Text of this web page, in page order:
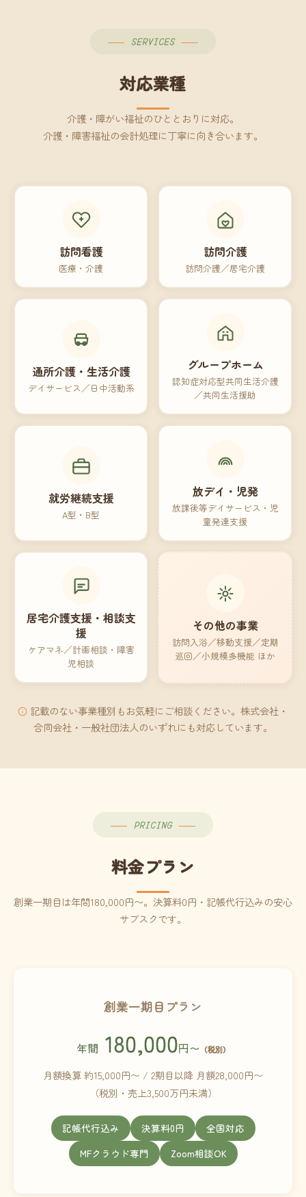
SERVICES
対応業種
介護・障がい福祉のひととおりに対応。
介護・障害福祉の会計処理に丁寧に向き合います。
訪問看護
医療・介護
訪問介護
訪問介護／居宅介護
通所介護・生活介護
デイサービス／日中活動系
グループホーム
認知症対応型共同生活介護
／共同生活援助
就労継続支援
A型・B型
放デイ・児発
放課後等デイサービス・児
童発達支援
居宅介護支援・相談支
援
ケアマネ／計画相談・障害
児相談
その他の事業
訪問入浴／移動支援／定期
巡回／小規模多機能 ほか
記載のない事業種別もお気軽にご相談ください。株式会社・
合同会社・一般社団法人のいずれにも対応しています。
PRICING
料金プラン
創業一期目は年間180,000円〜。決算料0円・記帳代行込みの安心
サブスクです。
創業一期目プラン
年間 180,000円〜 （税別）
月額換算 約15,000円〜 / 2期目以降 月額28,000円〜
（税別・売上3,500万円未満）
記帳代行込み 決算料0円
全国対応
MFクラウド専門
Zoom相談OK